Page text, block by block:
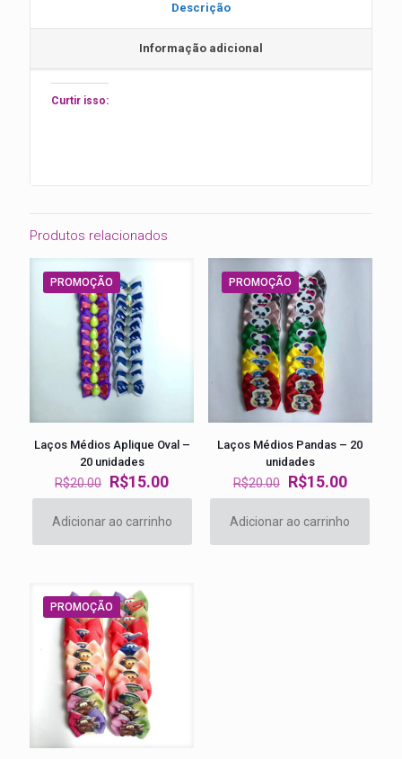
Descrição
Informação adicional
Curtir isso:
Produtos relacionados
PROMOÇÃO
Laços Médios Aplique Oval –
20 unidades
R$20.00 O
preço
original
era:
R$20.00.
R$15.00O
preço
atual
é:
R$15.00.
Adicionar ao carrinho
PROMOÇÃO
Laços Médios Pandas – 20
unidades
R$20.00 O
preço
original
era:
R$20.00.
R$15.00O
preço
atual
é:
Adicionar ao carrinho
PROMOÇÃO